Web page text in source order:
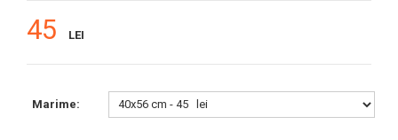
45 LEI
Marime: